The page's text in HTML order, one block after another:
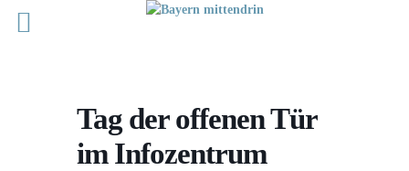
Tag der offenen Tür
im Infozentrum